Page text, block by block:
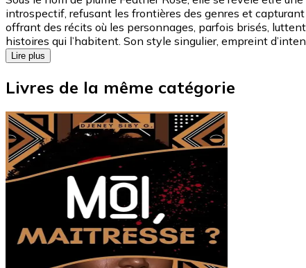
introspectif, refusant les frontières des genres et
offrant des récits où les personnages, parfois brisés,
histoires qui l’habitent. Son style singulier, empreint
Lire plus
Livres de la même catégorie